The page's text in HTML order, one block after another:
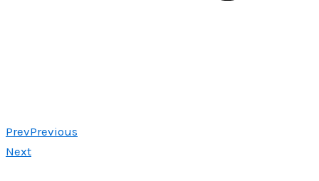
PrevPrevious
Next